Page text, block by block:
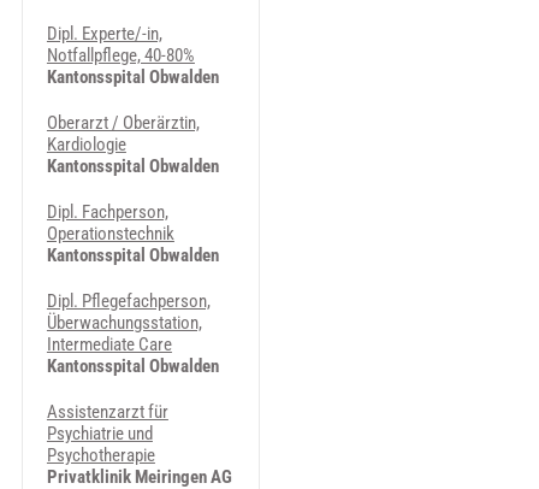
Dipl. Experte/-in,
Notfallpflege, 40-80%
Kantonsspital Obwalden
Oberarzt / Oberärztin,
Kardiologie
Kantonsspital Obwalden
Dipl. Fachperson,
Operationstechnik
Kantonsspital Obwalden
Dipl. Pflegefachperson,
Überwachungsstation,
Intermediate Care
Kantonsspital Obwalden
Assistenzarzt für
Psychiatrie und
Psychotherapie
Privatklinik Meiringen AG